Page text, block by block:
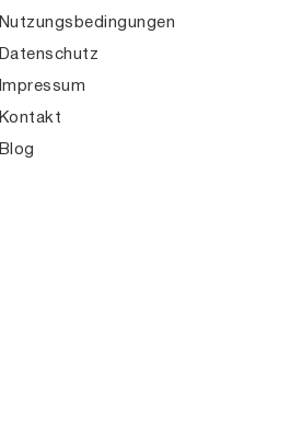
Nutzungsbedingungen
Datenschutz
Impressum
Kontakt
Blog